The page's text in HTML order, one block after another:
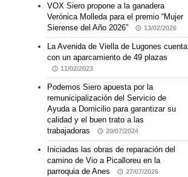
VOX Siero propone a la ganadera
Verónica Molleda para el premio “Mujer
Sierense del Año 2026”
13/02/2026
La Avenida de Viella de Lugones cuenta
con un aparcamiento de 49 plazas
11/02/2023
Podemos Siero apuesta por la
remunicipalización del Servicio de
Ayuda a Domicilio para garantizar su
calidad y el buen trato a las
trabajadoras
20/07/2024
Iniciadas las obras de reparación del
camino de Vio a Picalloreu en la
parroquia de Anes
27/07/2026